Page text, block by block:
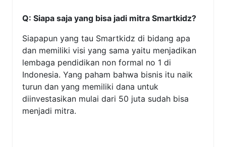
Q: Siapa saja yang bisa jadi mitra Smartkidz?
Siapapun yang tau Smartkidz di bidang apa
dan memiliki visi yang sama yaitu menjadikan
lembaga pendidikan non formal no 1 di
Indonesia. Yang paham bahwa bisnis itu naik
turun dan yang memiliki dana untuk
diinvestasikan mulai dari 50 juta sudah bisa
menjadi mitra.